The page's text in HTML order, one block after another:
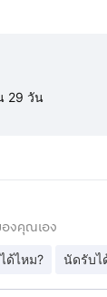
29 วัน
งคุณเอง
ด้ไหม? นัดรับไ